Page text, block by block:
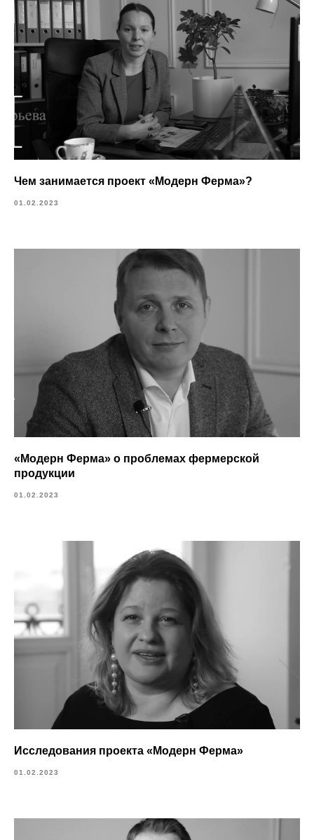
Чем занимается проект «Модерн Ферма»?
01.02.2023
«Модерн Ферма» о проблемах фермерской
продукции
01.02.2023
Исследования проекта «Модерн Ферма»
01.02.2023